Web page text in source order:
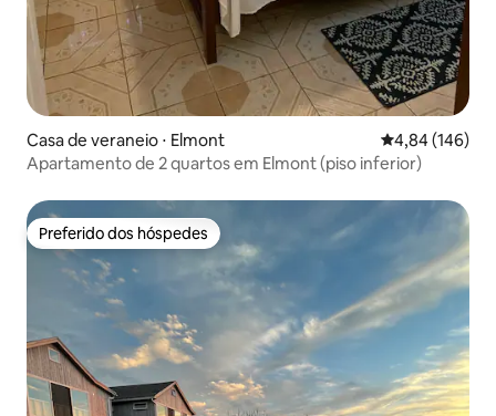
Casa de veraneio ⋅ Elmont 4,84 de uma
4,84 (146)
Apartamento de 2 quartos em Elmont (piso inferior)
Preferido dos hóspedes
Preferido dos hóspedes